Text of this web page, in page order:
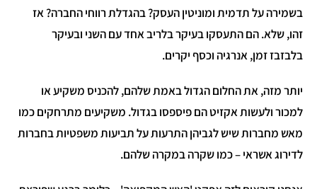
על תדמית ומוניטין העסק? בהגדלת רווחי החברה? אז
שלא. הם התעסקו בעיקר בלריב אחד עם השני ובעיקר
זמן, אנרגיה וכסף יקרים.
מזה, את החלום הגדול באמת שלהם, להכניס משקיע או
ולעשות אקזיט הם פיספסו בגדול. משקיעים מתרחקים כמו
מחברות שיש לגביהן התרעות על תביעות משפטיות בחברות
אשראי – כמו שקרה במקרה שלהם.